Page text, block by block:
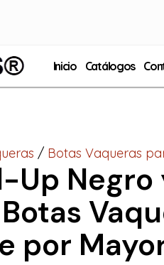
Inicio Catálogos
/ Botas Vaqueras
Up Negro
por